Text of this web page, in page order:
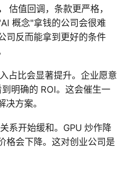
估值回调，条款更严格，
概念"拿钱的公司会很难
司反而能拿到更好的条件
占比会显著提升。企业愿意
明确的 ROI。这会催生一
方案。
系开始缓和。GPU 炒作降
格会下降。这对创业公司是